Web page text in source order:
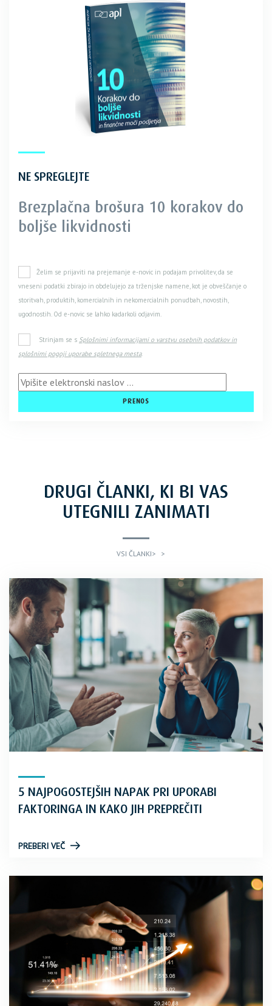
NE SPREGLEJTE
Brezplačna brošura 10 korakov do
boljše likvidnosti
Želim se prijaviti na prejemanje e-novic in podajam privolitev, da se
vneseni podatki zbirajo in obdelujejo za trženjske namene, kot je obveščanje o
storitvah, produktih, komercialnih in nekomercialnih ponudbah, novostih,
ugodnostih. Od e-novic se lahko kadarkoli odjavim.
Strinjam se s Splošnimi informacijami o varstvu osebnih podatkov in
splošnimi pogoji uporabe spletnega mesta.
DRUGI ČLANKI, KI BI VAS
UTEGNILI ZANIMATI
VSI ČLANKI> >
5 NAJPOGOSTEJŠIH NAPAK PRI UPORABI
FAKTORINGA IN KAKO JIH PREPREČITI
PREBERI VEČ